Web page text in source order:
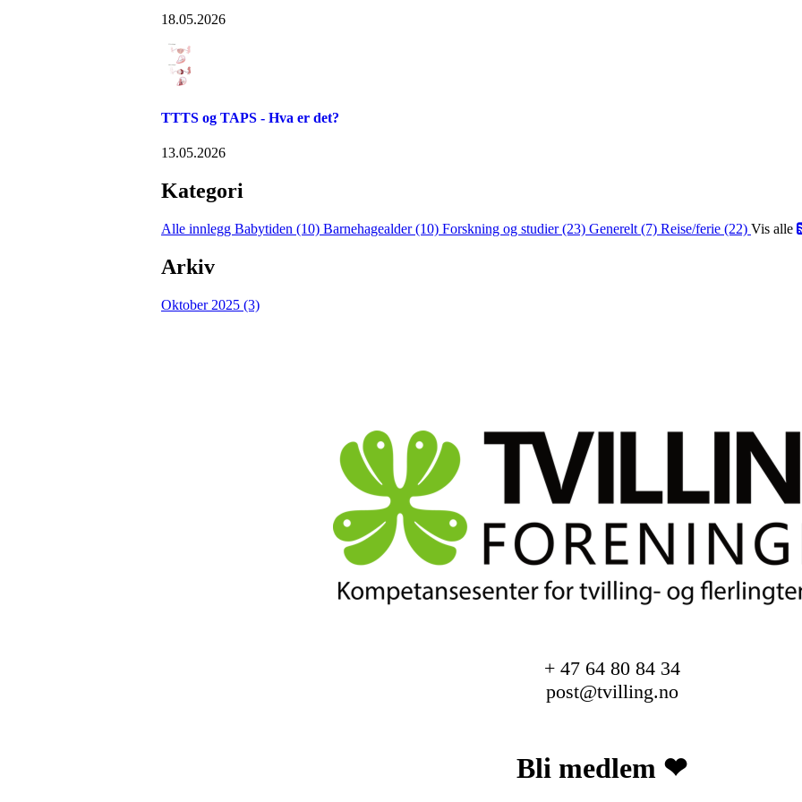
18.05.2026
TTTS og TAPS - Hva er det?
13.05.2026
Kategori
Alle innlegg Babytiden (10) Barnehagealder (10) Forskning og studier (23) Generelt (7) Reise/ferie (22) Vis alle
Arkiv
Oktober 2025 (3)
+ 47 64 80 84 34
post@tvilling.no
Bli medlem ❤︎